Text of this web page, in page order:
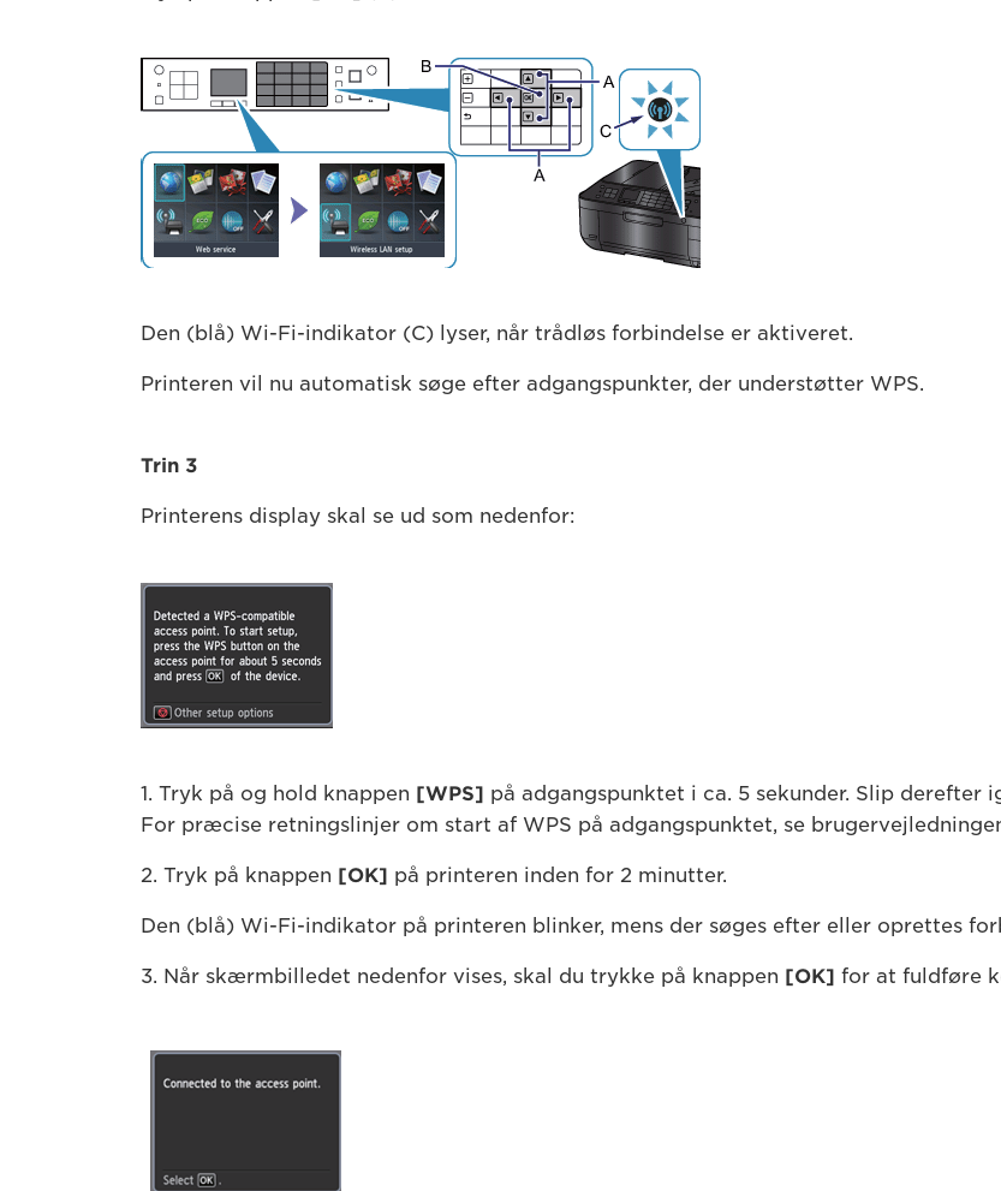
Den (blå) Wi-Fi-indikator (C) lyser, når trådløs forbindelse er aktiveret.
Printeren vil nu automatisk søge efter adgangspunkter, der understøtter WPS.
Trin 3
Printerens display skal se ud som nedenfor:
1. Tryk på og hold knappen [WPS] på adgangspunktet i ca. 5 sekunder. Slip derefter
For præcise retningslinjer om start af WPS på adgangspunktet, se
2. Tryk på knappen [OK] på printeren inden for 2 minutter.
Den (blå) Wi-Fi-indikator på printeren blinker, mens der søges efter eller oprettes
3. Når skærmbilledet nedenfor vises, skal du trykke på knappen [OK] for at fuldføre